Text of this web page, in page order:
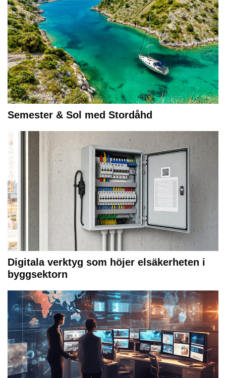
Semester & Sol med Stordåhd
Digitala verktyg som höjer elsäkerheten i
byggsektorn